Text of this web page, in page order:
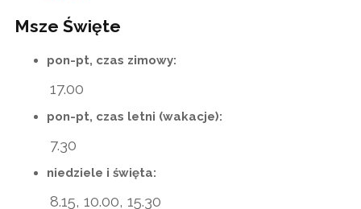
Msze Święte
pon-pt, czas zimowy:
17.00
pon-pt, czas letni (wakacje):
7.30
niedziele i święta:
8.15, 10.00, 15.30